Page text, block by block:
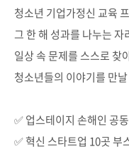
청소년 기업가정신 교육
그 한 해 성과를 나누는
일상 속 문제를 스스로
청소년들의 이야기를 만
✅ 업스테이지 손해인 공
✅ 혁신 스타트업 10곳 부